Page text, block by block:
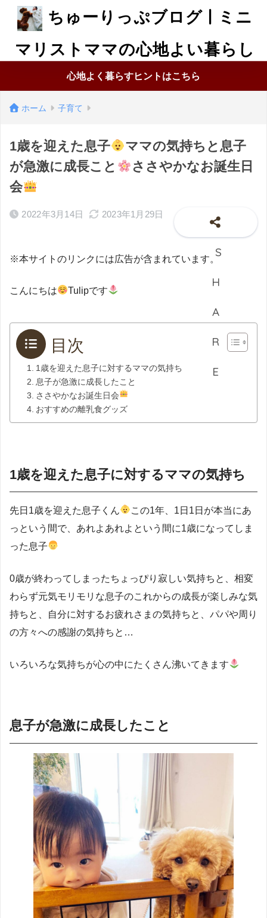
ちゅーりっぷブログ | ミニ
マリストママの心地よい暮らし
心地よく暮らすヒントはこちら
ホーム 子育て
1歳を迎えた息子
ママの気持ちと息子
が急激に成長こと
ささやかなお誕生日
会
2022年3月14日 2023年1月29日
※本サイトのリンクには広告が含まれています。
こんにちは Tulipです
目次
1歳を迎えた息子に対するママの気持ち
息子が急激に成長したこと
ささやかなお誕生日会
おすすめの離乳食グッズ
1歳を迎えた息子に対するママの気持ち
先日1歳を迎えた息子くん
この1年、1日1日が本当にあ
っという間で、あれよあれよという間に1歳になってしま
った息子
0歳が終わってしまったちょっぴり寂しい気持ちと、相変
わらず元気モリモリな息子のこれからの成長が楽しみな気
持ちと、自分に対するお疲れさまの気持ちと、パパや周り
の方々への感謝の気持ちと…
いろいろな気持ちが心の中にたくさん沸いてきます
息子が急激に成長したこと